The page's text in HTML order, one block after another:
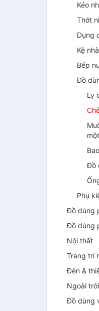
Kéo
Thớt
Dụng
Kệ
Bếp
Đồ
Ly
Đồ
Phụ
Đồ dùng
Đồ dùng
Nội thất
Trang trí
Đèn &
Ngoài
Đồ dùng